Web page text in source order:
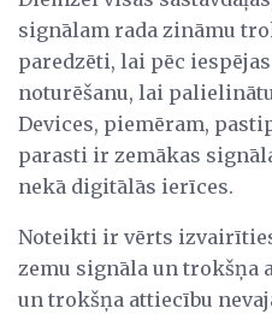
signālam rada zināmu
paredzēti, lai pēc
noturēšanu, lai
Devices, piemēram,
parasti ir zemākas
nekā digitālās ierīces.
Noteikti ir vērts
zemu signāla un trokšņa
un trokšņa attiecību